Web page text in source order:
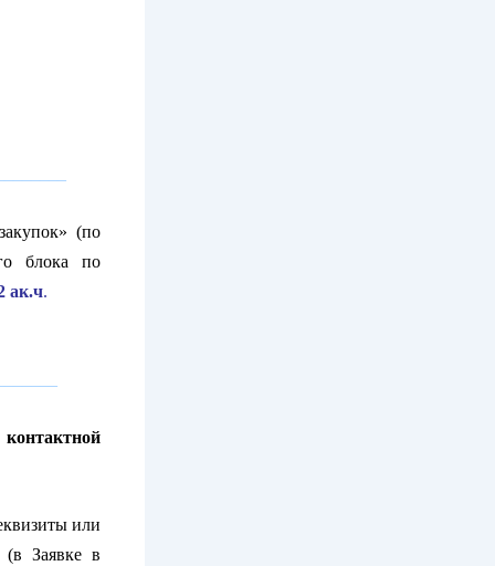
(по
блока по
ак.ч.
или
(в Заявке в